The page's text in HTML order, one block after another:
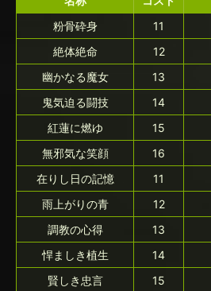
粉骨砕身
11
絶体絶命
12
幽かなる魔女
13
鬼気迫る闘技
14
紅蓮に燃ゆ
15
無邪気な笑顔
16
在りし日の記憶
11
雨上がりの青
12
調教の心得
13
悍ましき植生
14
賢しき忠言
15